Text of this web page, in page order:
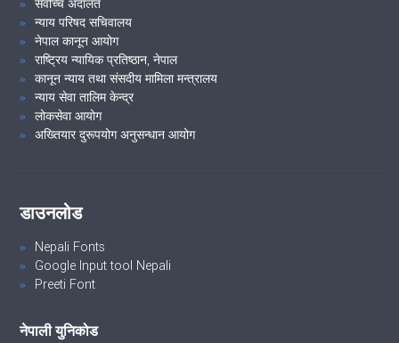
VIEW ALL
सर्वोच्च अदालत
न्याय परिषद सचिवालय
नेपाल कानून आयोग
राष्ट्रिय न्यायिक प्रतिष्ठान, नेपाल
कानून न्याय तथा संसदीय मामिला मन्त्रालय
न्याय सेवा तालिम केन्द्र
लोकसेवा आयोग
अख्तियार दुरूपयोग अनुसन्धान आयोग
डाउनलोड
Nepali Fonts
Google Input tool Nepali
Preeti Font
नेपाली युनिकोड